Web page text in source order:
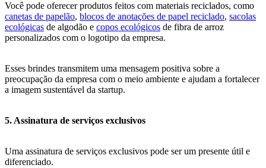
Você pode oferecer produtos feitos com materiais reciclados, como
canetas de papelão, blocos de anotações de papel reciclado, sacolas
ecológicas de algodão e copos ecológicos de fibra de arroz
personalizados com o logotipo da empresa.
Esses brindes transmitem uma mensagem positiva sobre a
preocupação da empresa com o meio ambiente e ajudam a fortalecer
a imagem sustentável da startup.
5. Assinatura de serviços exclusivos
Uma assinatura de serviços exclusivos pode ser um presente útil e
diferenciado.